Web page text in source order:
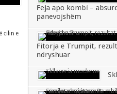
cilin e
Feja apo kombi –
panevojshëm
Fitorja e Trumpit,
ndryshuar